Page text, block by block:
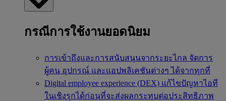
กรณีการใช้งานยอดนิยม
การเข้าถึงและการสนับสนุนจากระยะไกล จัดการ
ผู้คน อุปกรณ์ และแอปพลิเคชันต่างๆ ได้จากทุกที่
Digital employee experience (DEX) แก้ไขปัญหาไอที
ในเชิงรุกได้ก่อนที่จะส่งผลกระทบต่อประสิทธิภาพ